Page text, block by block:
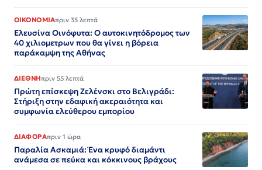
ΟΙΚΟΝΟΜΙΑπριν 35 λεπτά
Ελευσίνα Οινόφυτα: Ο αυτοκινητόδρομος των
40 χιλιομετρων που θα γίνει η βόρεια
παράκαμψη της Αθήνας
ΔΙΕΘΝΗπριν 55 λεπτά
Πρώτη επίσκεψη Ζελένσκι στο Βελιγράδι:
Στήριξη στην εδαφική ακεραιότητα και
συμφωνία ελεύθερου εμπορίου
ΔΙΑΦΟΡΑπριν 1 ώρα
Παραλία Ασκαμιά: Ένα κρυφό διαμάντι
ανάμεσα σε πεύκα και κόκκινους βράχους